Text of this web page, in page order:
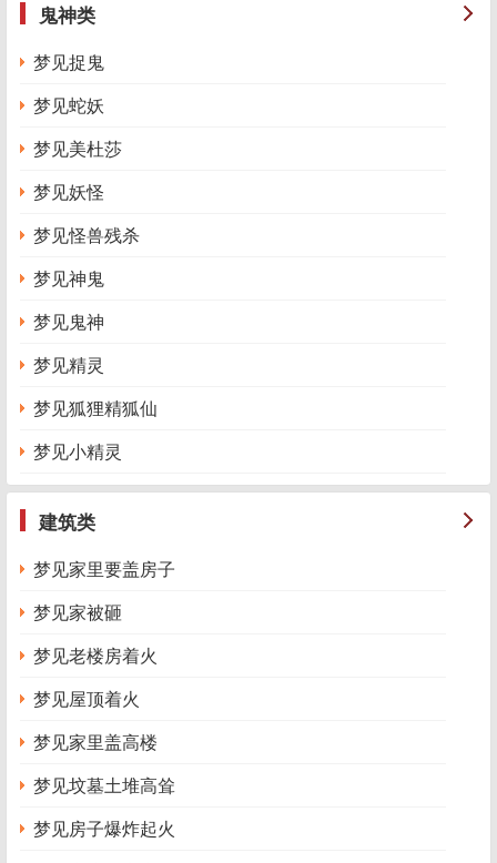
鬼神类
梦见捉鬼
梦见蛇妖
梦见美杜莎
梦见妖怪
梦见怪兽残杀
梦见神鬼
梦见鬼神
梦见精灵
梦见狐狸精狐仙
梦见小精灵
建筑类
梦见家里要盖房子
梦见家被砸
梦见老楼房着火
梦见屋顶着火
梦见家里盖高楼
梦见坟墓土堆高耸
梦见房子爆炸起火